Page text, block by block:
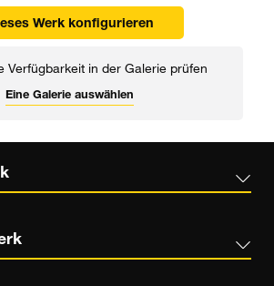
Werk konfigurieren
Verfügbarkeit in der Galerie prüfen
Eine Galerie auswählen